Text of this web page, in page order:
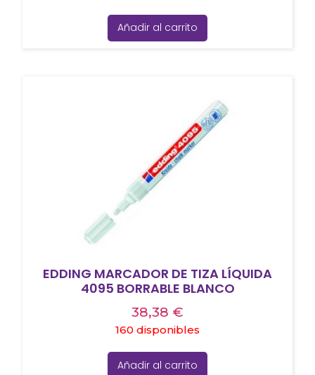
Añadir al carrito
EDDING MARCADOR DE TIZA LÍQUIDA
4095 BORRABLE BLANCO
38,38 €
160 disponibles
Añadir al carrito